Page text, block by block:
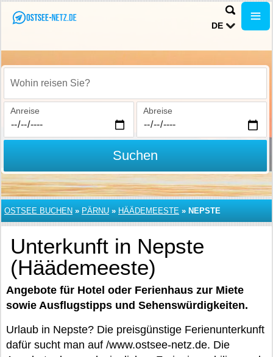
DE
Wohin reisen Sie?
Anreise Abreise
Suchen
OSTSEE BUCHEN » PÄRNU » HÄÄDEMEESTE » NEPSTE
Unterkunft in Nepste
(Häädemeeste)
Angebote für Hotel oder Ferienhaus zur Miete
sowie Ausflugstipps und Sehenswürdigkeiten.
Urlaub in Nepste? Die preisgünstige Ferienunterkunft
dafür sucht man auf /www.ostsee-netz.de. Die